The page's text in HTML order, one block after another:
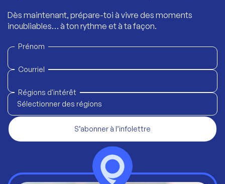
Dès maintenant, prépare-toi à vivre des moments
inoubliables… à ton rythme et à ta façon.
Prénom
Courriel
Régions d'intérêt
Sélectionner des régions
S’abonner à l’infolettre